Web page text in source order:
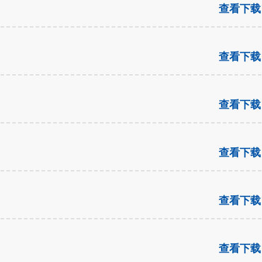
查看下载
查看下载
查看下载
查看下载
查看下载
查看下载